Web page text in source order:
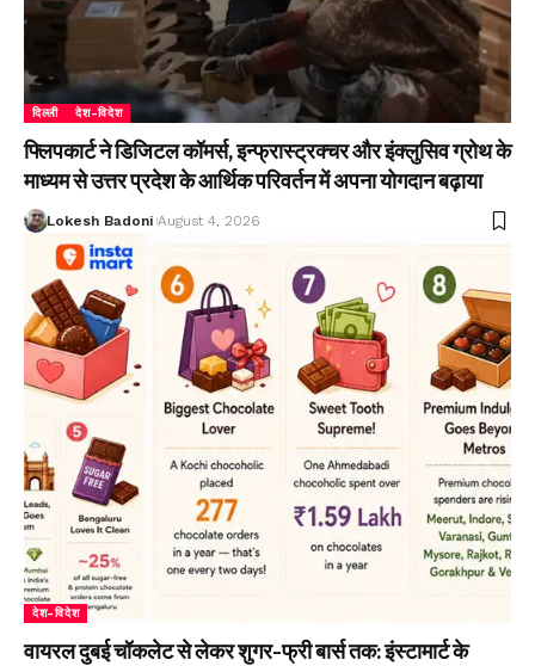
दिल्ली देश-विदेश
फ्लिपकार्ट ने डिजिटल कॉमर्स, इन्फ्रास्ट्रक्चर और इंक्लुसिव ग्रोथ के
माध्यम से उत्तर प्रदेश के आर्थिक परिवर्तन में अपना योगदान बढ़ाया
Lokesh Badoni August 4, 2026
देश-विदेश
वायरल दुबई चॉकलेट से लेकर शुगर-फ्री बार्स तक: इंस्टामार्ट के